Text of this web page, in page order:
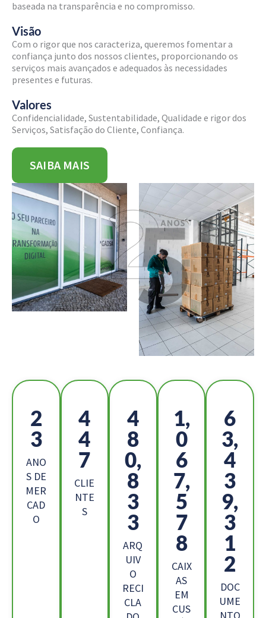
baseada na transparência e no compromisso.
Visão
Com o rigor que nos caracteriza, queremos fomentar a
confiança junto dos nossos clientes, proporcionando os
serviços mais avançados e adequados às necessidades
presentes e futuras.
Valores
Confidencialidade, Sustentabilidade, Qualidade e rigor dos
Serviços, Satisfação do Cliente, Confiança.
SAIBA MAIS
2
6
ANO
S DE
MER
CAD
O
4
9
6
CLIE
NTE
S
5
3
3,
6
7
2
ARQ
UIV
O
RECI
CLA
1,
1
8
4,
8
9
5
CAIX
AS
EM
CUS
7
0,
4
1
0,
7
4
4
DOC
UME
NTO